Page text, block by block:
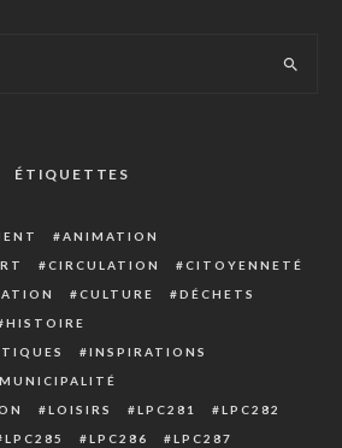
ÉTIQUETTES
ANIMATION
CIRCULATION
CITOYENNETÉ
CULTURE
DÉCHETS
HISTOIRE
INSPIRATIONS
LOISIRS LPC281
LPC282
LPC285 LPC286
LPC287